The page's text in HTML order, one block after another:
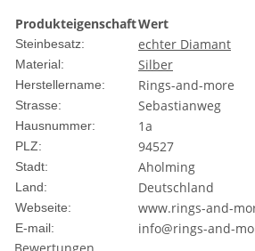
ProdukteigenschaftWert
Steinbesatz: echter Diamant
Material: Silber
Herstellername: Rings-and-more
Strasse: Sebastianweg
Hausnummer: 1a
PLZ: 94527
Stadt: Aholming
Land: Deutschland
Webseite: www.rings-and-
E-mail:
info@rings-and-